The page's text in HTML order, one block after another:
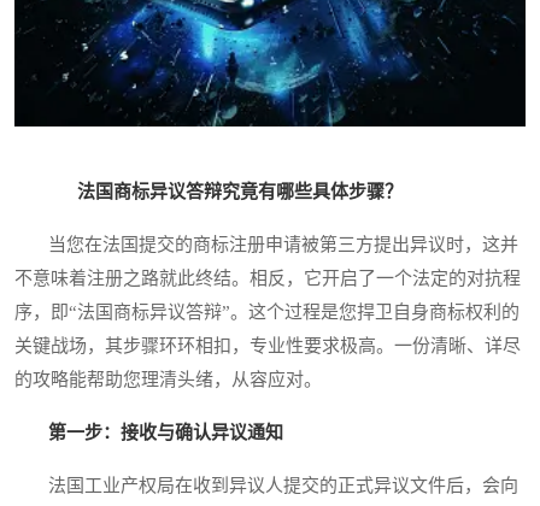
法国商标异议答辩究竟有哪些具体步骤？
当您在法国提交的商标注册申请被第三方提出异议时，这并
不意味着注册之路就此终结。相反，它开启了一个法定的对抗程
序，即“法国商标异议答辩”。这个过程是您捍卫自身商标权利的
关键战场，其步骤环环相扣，专业性要求极高。一份清晰、详尽
的攻略能帮助您理清头绪，从容应对。
第一步：接收与确认异议通知
法国工业产权局在收到异议人提交的正式异议文件后，会向